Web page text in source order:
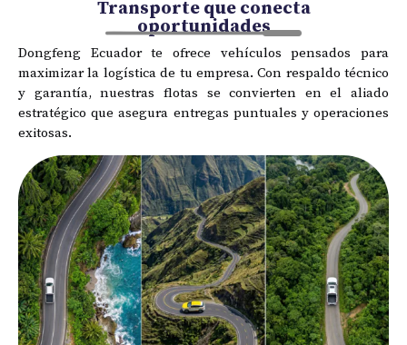
Transporte que conecta
oportunidades
Dongfeng Ecuador te ofrece vehículos pensados para
maximizar la logística de tu empresa. Con respaldo técnico
y garantía, nuestras flotas se convierten en el aliado
estratégico que asegura entregas puntuales y operaciones
exitosas.